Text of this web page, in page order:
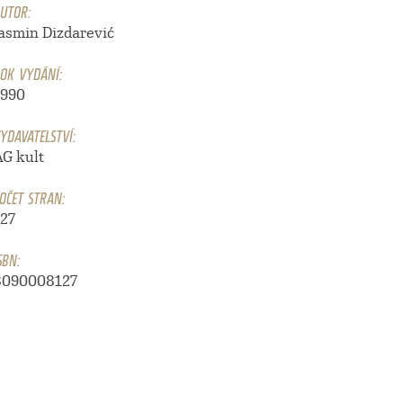
Dizdarević
VYDÁNÍ:
kult
STRAN: